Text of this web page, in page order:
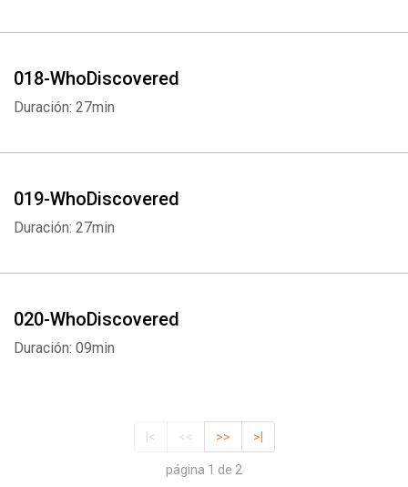
018-WhoDiscovered
Duración: 27min
019-WhoDiscovered
Duración: 27min
020-WhoDiscovered
Duración: 09min
|< << >> >|
página 1 de 2